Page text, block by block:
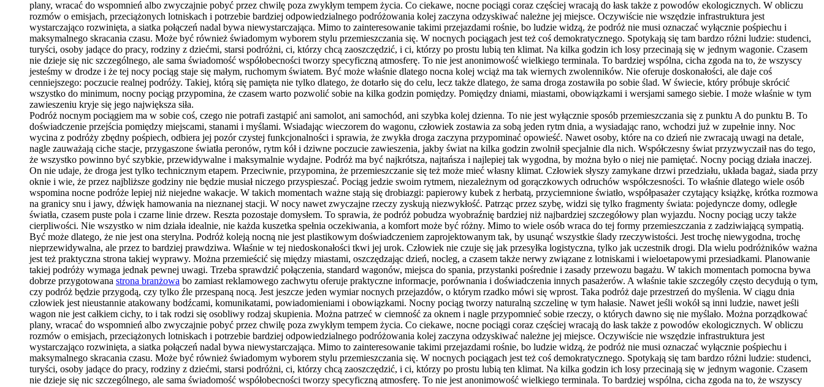
plany, wracać do wspomnień albo zwyczajnie pobyć przez chwilę poza zwykłym tempem życia. Co ciekawe, nocne pociągi coraz częściej wracają do łask także z powodów ekologicznych. W obliczu
rozmów o emisjach, przeciążonych lotniskach i potrzebie bardziej odpowiedzialnego podróżowania kolej zaczyna odzyskiwać należne jej miejsce. Oczywiście nie wszędzie infrastruktura jest
wystarczająco rozwinięta, a siatka połączeń nadal bywa niewystarczająca. Mimo to zainteresowanie takimi przejazdami rośnie, bo ludzie widzą, że podróż nie musi oznaczać wyłącznie pośpiechu i
maksymalnego skracania czasu. Może być również świadomym wyborem stylu przemieszczania się. W nocnych pociągach jest też coś demokratycznego. Spotykają się tam bardzo różni ludzie: studenci,
turyści, osoby jadące do pracy, rodziny z dziećmi, starsi podróżni, ci, którzy chcą zaoszczędzić, i ci, którzy po prostu lubią ten klimat. Na kilka godzin ich losy przecinają się w jednym wagonie. Czasem
nie dzieje się nic szczególnego, ale sama świadomość współobecności tworzy specyficzną atmosferę. To nie jest anonimowość wielkiego terminala. To bardziej wspólna, cicha zgoda na to, że wszyscy
jesteśmy w drodze i że tej nocy pociąg staje się małym, ruchomym światem. Być może właśnie dlatego nocna kolej wciąż ma tak wiernych zwolenników. Nie oferuje doskonałości, ale daje coś
cenniejszego: poczucie realnej podróży. Takiej, którą się pamięta nie tylko dlatego, że dotarło się do celu, lecz także dlatego, że sama droga zostawiła po sobie ślad. W świecie, który próbuje skrócić
wszystko do minimum, nocny pociąg przypomina, że czasem warto pozwolić sobie na kilka godzin pomiędzy. Pomiędzy dniami, miastami, obowiązkami i wersjami samego siebie. I może właśnie w tym
zawieszeniu kryje się jego największa siła.
Podróż nocnym pociągiem ma w sobie coś, czego nie potrafi zastąpić ani samolot, ani samochód, ani szybka kolej dzienna. To nie jest wyłącznie sposób przemieszczania się z punktu A do punktu B. To
doświadczenie przejścia pomiędzy miejscami, stanami i myślami. Wsiadając wieczorem do wagonu, człowiek zostawia za sobą jeden rytm dnia, a wysiadając rano, wchodzi już w zupełnie inny. Noc
wycina z podróży zbędny pośpiech, odbiera jej pozór czystej funkcjonalności i sprawia, że zwykła droga zaczyna przypominać opowieść. Nawet osoby, które na co dzień nie zwracają uwagi na detale,
nagle zauważają ciche stacje, przygaszone światła peronów, rytm kół i dziwne poczucie zawieszenia, jakby świat na kilka godzin zwolnił specjalnie dla nich. Współczesny świat przyzwyczaił nas do tego,
że wszystko powinno być szybkie, przewidywalne i maksymalnie wydajne. Podróż ma być najkrótsza, najtańsza i najlepiej tak wygodna, by można było o niej nie pamiętać. Nocny pociąg działa inaczej.
On nie udaje, że droga jest tylko technicznym etapem. Przeciwnie, przypomina, że przemieszczanie się też może mieć własny klimat. Człowiek słyszy zamykane drzwi przedziału, układa bagaż, siada przy
oknie i wie, że przez najbliższe godziny nie będzie musiał niczego przyspieszać. Pociąg jedzie swoim rytmem, niezależnym od gorączkowych odruchów współczesności. To właśnie dlatego wiele osób
wspomina nocne podróże lepiej niż niejedne wakacje. W takich momentach ważne stają się drobiazgi: papierowy kubek z herbatą, przyciemnione światło, współpasażer czytający książkę, krótka rozmowa
na granicy snu i jawy, dźwięk hamowania na nieznanej stacji. W nocy nawet zwyczajne rzeczy zyskują niezwykłość. Patrząc przez szybę, widzi się tylko fragmenty świata: pojedyncze domy, odległe
światła, czasem puste pola i czarne linie drzew. Reszta pozostaje domysłem. To sprawia, że podróż pobudza wyobraźnię bardziej niż najbardziej szczegółowy plan wyjazdu. Nocny pociąg uczy także
cierpliwości. Nie wszystko w nim działa idealnie, nie każda kuszetka spełnia oczekiwania, a komfort może być różny. Mimo to wiele osób wraca do tej formy przemieszczania z zadziwiającą sympatią.
Być może dlatego, że nie jest ona sterylna. Podróż koleją nocną nie jest plastikowym doświadczeniem zaprojektowanym tak, by usunąć wszystkie ślady rzeczywistości. Jest trochę niewygodna, trochę
nieprzewidywalna, ale przez to bardziej prawdziwa. Właśnie w tej niedoskonałości tkwi jej urok. Człowiek nie czuje się jak przesyłka logistyczna, tylko jak uczestnik drogi. Dla wielu podróżników ważna
jest też praktyczna strona takiej wyprawy. Można przemieścić się między miastami, oszczędzając dzień, nocleg, a czasem także nerwy związane z lotniskami i wieloetapowymi przesiadkami. Planowanie
takiej podróży wymaga jednak pewnej uwagi. Trzeba sprawdzić połączenia, standard wagonów, miejsca do spania, przystanki pośrednie i zasady przewozu bagażu. W takich momentach pomocna bywa
dobrze przygotowana strona branżowa bo zamiast reklamowego zachwytu oferuje praktyczne informacje, porównania i doświadczenia innych pasażerów. A właśnie takie szczegóły często decydują o tym,
czy podróż będzie przygodą, czy tylko źle przespaną nocą. Jest jeszcze jeden wymiar nocnych przejazdów, o którym rzadko mówi się wprost. Taka podróż daje przestrzeń do myślenia. W ciągu dnia
człowiek jest nieustannie atakowany bodźcami, komunikatami, powiadomieniami i obowiązkami. Nocny pociąg tworzy naturalną szczelinę w tym hałasie. Nawet jeśli wokół są inni ludzie, nawet jeśli
wagon nie jest całkiem cichy, to i tak rodzi się osobliwy rodzaj skupienia. Można patrzeć w ciemność za oknem i nagle przypomnieć sobie rzeczy, o których dawno się nie myślało. Można porządkować
plany, wracać do wspomnień albo zwyczajnie pobyć przez chwilę poza zwykłym tempem życia. Co ciekawe, nocne pociągi coraz częściej wracają do łask także z powodów ekologicznych. W obliczu
rozmów o emisjach, przeciążonych lotniskach i potrzebie bardziej odpowiedzialnego podróżowania kolej zaczyna odzyskiwać należne jej miejsce. Oczywiście nie wszędzie infrastruktura jest
wystarczająco rozwinięta, a siatka połączeń nadal bywa niewystarczająca. Mimo to zainteresowanie takimi przejazdami rośnie, bo ludzie widzą, że podróż nie musi oznaczać wyłącznie pośpiechu i
maksymalnego skracania czasu. Może być również świadomym wyborem stylu przemieszczania się. W nocnych pociągach jest też coś demokratycznego. Spotykają się tam bardzo różni ludzie: studenci,
turyści, osoby jadące do pracy, rodziny z dziećmi, starsi podróżni, ci, którzy chcą zaoszczędzić, i ci, którzy po prostu lubią ten klimat. Na kilka godzin ich losy przecinają się w jednym wagonie. Czasem
nie dzieje się nic szczególnego, ale sama świadomość współobecności tworzy specyficzną atmosferę. To nie jest anonimowość wielkiego terminala. To bardziej wspólna, cicha zgoda na to, że wszyscy